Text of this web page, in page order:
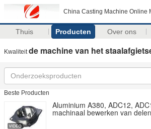
China Casting Machine Online
Thuis Producten Over ons
Kwaliteitde machine van het
Beste Producten
Aluminium A380, ADC12,
machinaal bewerken van